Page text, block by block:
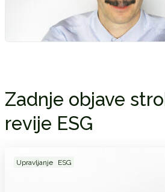
Zadnje objave
revije ESG
Upravljanje ESG